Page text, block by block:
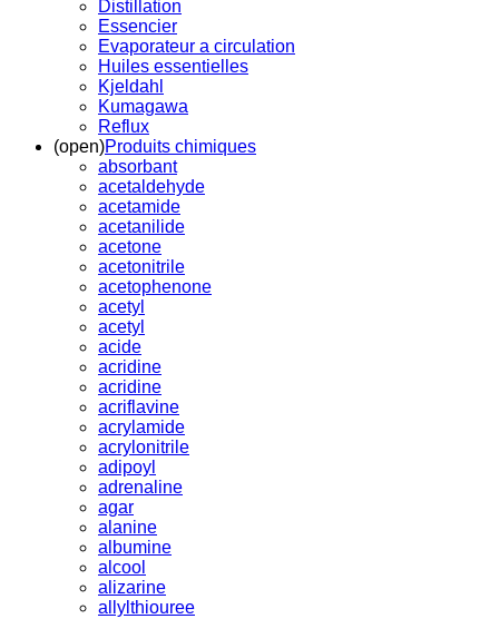
Distillation
Essencier
Evaporateur a circulation
Huiles essentielles
Kjeldahl
Kumagawa
Reflux
(open)Produits chimiques
absorbant
acetaldehyde
acetamide
acetanilide
acetone
acetonitrile
acetophenone
acetyl
acetyl
acide
acridine
acridine
acriflavine
acrylamide
acrylonitrile
adipoyl
adrenaline
agar
alanine
albumine
alcool
alizarine
allylthiouree